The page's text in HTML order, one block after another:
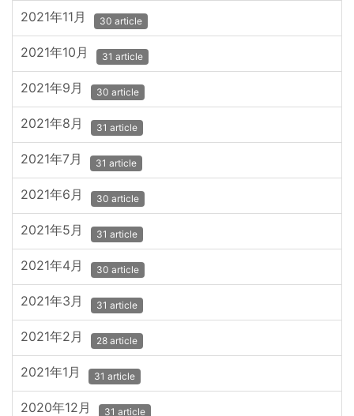
2021年11月 30 article
2021年10月 31 article
2021年9月 30 article
2021年8月 31 article
2021年7月 31 article
2021年6月 30 article
2021年5月 31 article
2021年4月 30 article
2021年3月 31 article
2021年2月 28 article
2021年1月 31 article
2020年12月 31 article